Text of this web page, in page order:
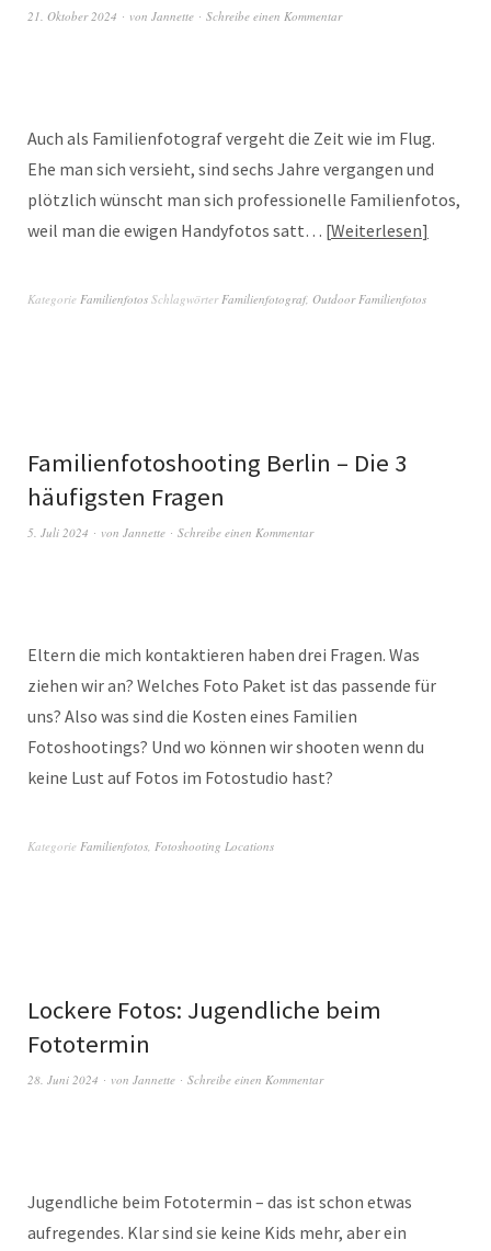
21. Oktober 2024 von Jannette Schreibe einen Kommentar
Auch als Familienfotograf vergeht die Zeit wie im Flug.
Ehe man sich versieht, sind sechs Jahre vergangen und
plötzlich wünscht man sich professionelle Familienfotos,
weil man die ewigen Handyfotos satt… Weiterlesen
Kategorie Familienfotos SchlagwörterFamilienfotograf, Outdoor Familienfotos
Familienfotoshooting Berlin – Die 3
häufigsten Fragen
5. Juli 2024 von Jannette Schreibe einen Kommentar
Eltern die mich kontaktieren haben drei Fragen. Was
ziehen wir an? Welches Foto Paket ist das passende für
uns? Also was sind die Kosten eines Familien
Fotoshootings? Und wo können wir shooten wenn du
keine Lust auf Fotos im Fotostudio hast?
Kategorie Familienfotos, Fotoshooting Locations
Lockere Fotos: Jugendliche beim
Fototermin
28. Juni 2024 von Jannette Schreibe einen Kommentar
Jugendliche beim Fototermin – das ist schon etwas
aufregendes. Klar sind sie keine Kids mehr, aber ein